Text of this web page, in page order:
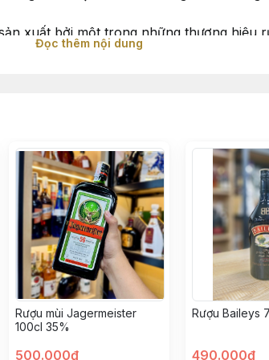
xuất bởi một trong những thương hiệu
chứa khoảng 40% hàm lượng cồn (
Đọc thêm nội dung
Rượu mùi Jagermeister
100cl 35%
500.000đ
Rượu Baileys
490.000đ